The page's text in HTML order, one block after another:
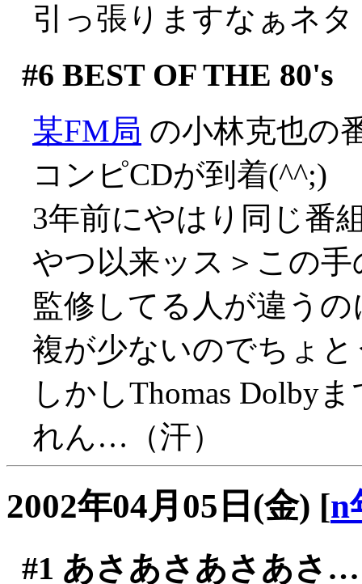
引っ張りますなぁネタ
#6 BEST OF THE 80's
某FM局 の小林克也の
コンピCDが到着(^^;)
3年前にやはり同じ番
やつ以来ッス＞この手
監修してる人が違う
複が少ないのでちょ
しかしThomas Dolby
れん…（汗）
2002年04月05日(金) [n
#1 あさあさあさあさ…